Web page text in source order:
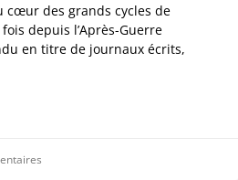
cœur des grands cycles de
depuis l’Après-Guerre
en titre de journaux écrits,